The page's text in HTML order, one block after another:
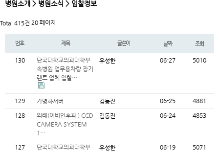
병원소개 > 병원소식 > 입찰정보
Total 415건 20 페이지
번호 제목 글쓴이 날짜 조회
130
단국대학교의과대학부
속병원 업무용차량 장기
렌트 업체 입찰…
유성한 06-27 5010
129 가명화서버 김동진 06-25 4881
128
외래(이비인후과 ) CCD
CAMERA SYSTEM
1…
김동진 06-24 4853
127
단국대학교의과대학부
유성한 06-19 5071